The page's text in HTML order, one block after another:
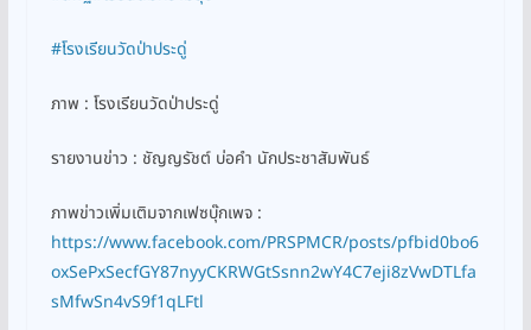
#โรงเรียนวัดป่าประดู่
ภาพ : โรงเรียนวัดป่าประดู่
รายงานข่าว : ชัญญรัชต์ บ่อคำ นักประชาสัมพันธ์
ภาพข่าวเพิ่มเติมจากเฟซบุ๊กเพจ :
https://www.facebook.com/PRSPMCR/posts/pfbid0bo6
oxSePxSecfGY87nyyCKRWGtSsnn2wY4C7eji8zVwDTLfa
sMfwSn4vS9f1qLFtl